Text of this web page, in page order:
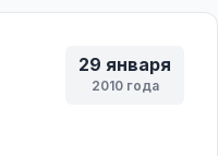
29 января
2010 года